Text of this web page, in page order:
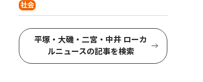
社会
平塚・大磯・二宮・中井 ローカ
ルニュースの記事を検索